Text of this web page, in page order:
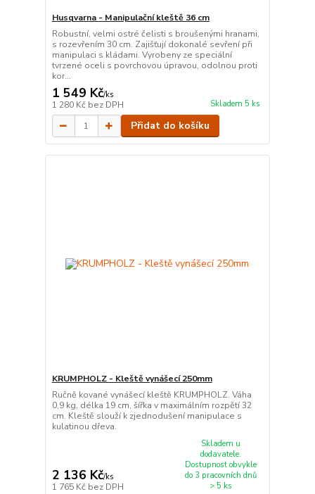
Husqvarna - Manipulační kleště 36 cm
Robustní, velmi ostré čelisti s broušenými hranami,
s rozevřením 30 cm. Zajišťují dokonalé sevření při
manipulaci s kládami. Vyrobeny ze speciální
tvrzené oceli s povrchovou úpravou, odolnou proti
kor...
1 549 Kč/ks
1 280 Kč bez DPH Skladem 5 ks
Přidat do košíku
KRUMPHOLZ - Kleště vynášecí 250mm
Ručně kované vynášecí kleště KRUMPHOLZ. Váha
0,9 kg, délka 19 cm, šířka v maximálním rozpětí 32
cm. Kleště slouží k zjednodušení manipulace s
kulatinou dřeva.
2 136 Kč/ks
1 765 Kč bez DPH
Skladem u
dodavatele.
Dostupnost obvykle
do 3 pracovních dnů
> 5 ks